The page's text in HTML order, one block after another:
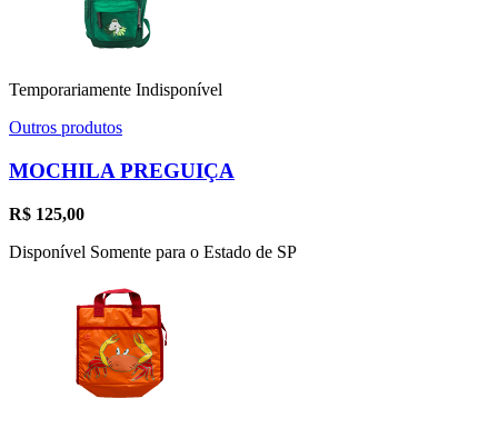
Temporariamente Indisponível
Outros produtos
MOCHILA PREGUIÇA
R$ 125,00
Disponível Somente para o Estado de SP